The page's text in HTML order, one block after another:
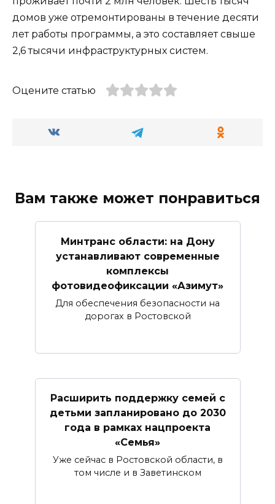
домов уже отремонтированы в течение десяти
лет работы программы, а это составляет свыше
2,6 тысячи инфраструктурных систем.
Оцените статью
Вам также может понравиться
Минтранс области: на Дону
устанавливают современные
комплексы
фотовидеофиксации «Азимут»
Для обеспечения безопасности на
дорогах в Ростовской
Расширить поддержку семей с
детьми запланировано до 2030
года в рамках нацпроекта
«Семья»
Уже сейчас в Ростовской области, в
том числе и в Заветинском